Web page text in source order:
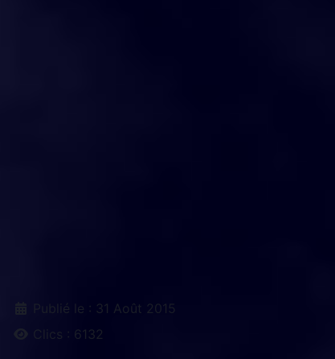
DétailsPublié le : 31 Août 2015
Clics : 6132